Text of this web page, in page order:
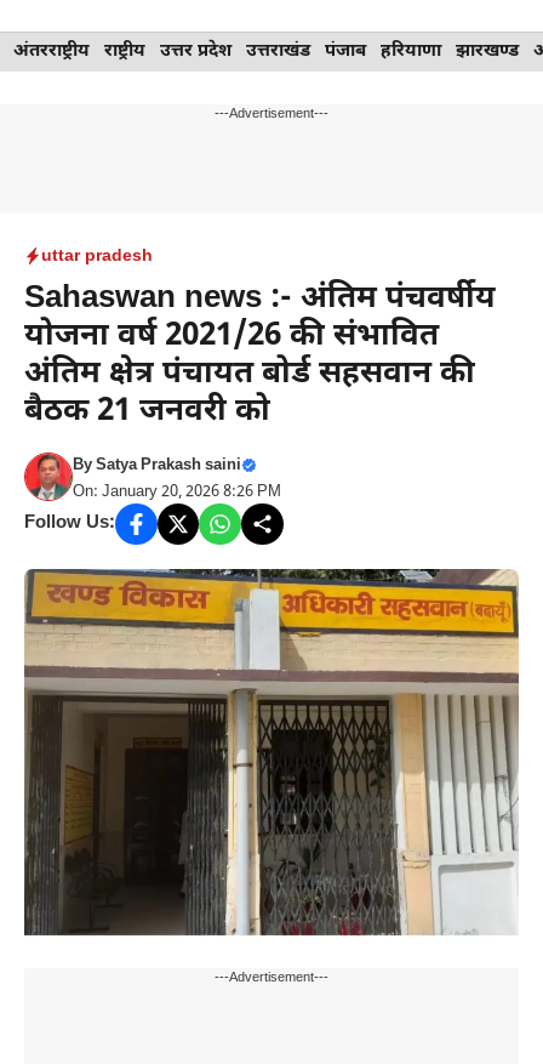
Skip
to
अंतरराष्ट्रीय राष्ट्रीय उत्तर प्रदेश उत्तराखंड पंजाब हरियाणा झारखण्ड
---Advertisement---
uttar pradesh
Sahaswan news :- अंतिम पंचवर्षीय
योजना वर्ष 2021/26 की संभावित
अंतिम क्षेत्र पंचायत बोर्ड सहसवान की
बैठक 21 जनवरी को
BySatya Prakash saini
On: January 20, 2026 8:26 PM
Follow Us:
---Advertisement---